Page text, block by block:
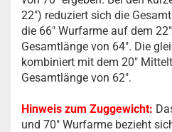
22") reduziert sich die
die 66" Wurfarme auf dem
Gesamtlänge von 64". Die
kombiniert mit dem 20"
Gesamtlänge von 62".
Hinweis zum Zuggewicht:
und 70" Wurfarme bezieht